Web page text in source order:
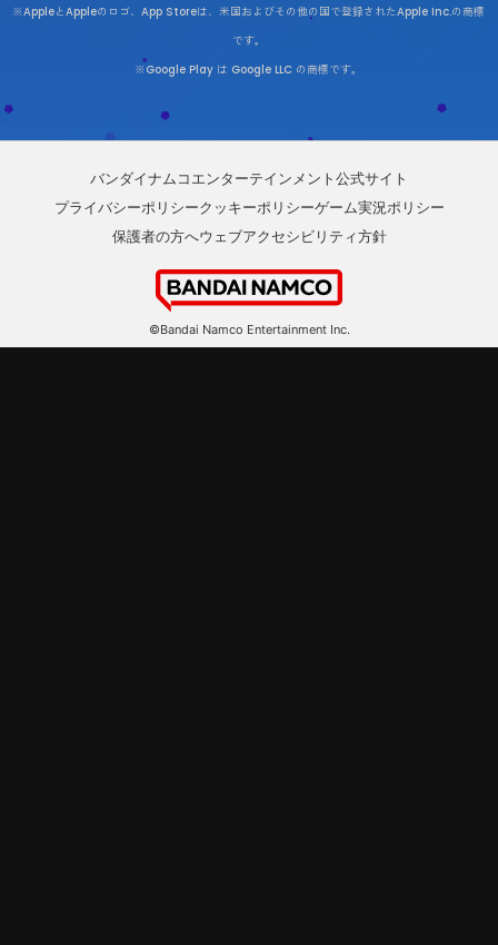
※AppleとAppleのロゴ、App Storeは、米国およびその他の国で登録されたApple Inc.の商標
です。
※Google Play は Google LLC の商標です。
バンダイナムコエンターテインメント公式サイト
プライバシーポリシークッキーポリシーゲーム実況ポリシー
保護者の方へウェブアクセシビリティ方針
©Bandai Namco Entertainment Inc.